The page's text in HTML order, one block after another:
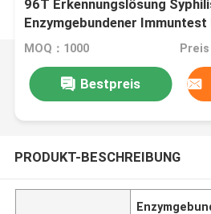
96T Erkennungslösung
Enzymgebundener
MOQ：1000
Bestpreis
PRODUKT-BESCHREIBUNG